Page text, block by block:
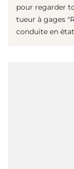
pour regarder
tueur à gages
conduite en